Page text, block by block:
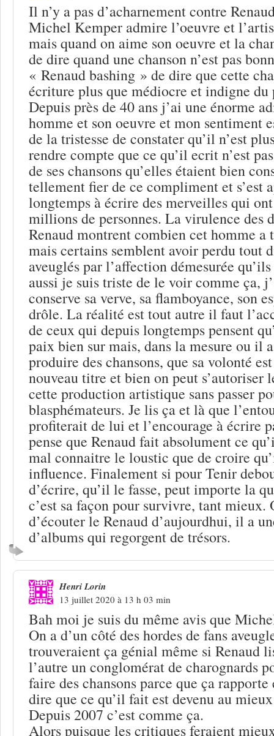
Il n’y a pas d’acharnement contre
Michel Kemper admire l’oeuvre et
mais quand on aime son oeuvre et la
de dire quand une chanson n’est pas
« Renaud bashing » de dire que cette
écriture plus que médiocre et indigne du
Depuis près de 40 ans j’ai une énorme
homme et son oeuvre et mon sentiment
de la tristesse de constater qu’il n’est
rendre compte que ce qu’il ecrit n’est
de ses chansons qu’elles étaient bien
tellement fier de ce compliment et s’est
longtemps à écrire des merveilles qui
millions de personnes. La virulence des
Renaud montrent combien cet homme a
mais certains semblent avoir perdu tout
aveuglés par l’affection démesurée
aussi je suis triste de le voir comme ça,
conserve sa verve, sa flamboyance, son
drôle. La réalité est tout autre il faut
de ceux qui depuis longtemps pensent
paix bien sur mais, dans la mesure ou il
produire des chansons, que sa volonté
nouveau titre et bien on peut
cette production artistique sans passer
blasphémateurs. Je lis ça et là que
profiterait de lui et l’encourage à écrire
pense que Renaud fait absolument ce
mal connaitre le loustic que de croire
influence. Finalement si pour Tenir
d’écrire, qu’il le fasse, peut importe la
c’est sa façon pour survivre, tant mieux.
d’écouter le Renaud d’aujourdhui, il a
d’albums qui regorgent de trésors.
Henri Lorin
13 juillet 2020 à 13 h 03 min
Bah moi je suis du même avis que
On a d’un côté des hordes de fans
trouveraient ça génial même si Renaud
l’autre un conglomérat de charognards
faire des chansons parce que ça
dire que ce qu’il fait est devenu au
Depuis 2007 c’est comme ça.
Alors puisque les critiques feraient